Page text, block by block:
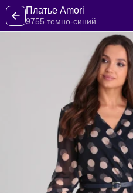
Платье Amori
9755 темно-синий